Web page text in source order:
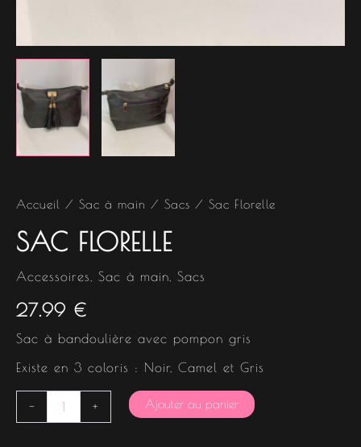
Accueil / Sac à main / Sacs / Sac Florelle
SAC FLORELLE
Accessoires Sac à main Sacs
27.99 €
Sac à bandoulière avec pompon gris
Existe en 3 coloris : Noir, Camel et Gris
- + Ajouter au panier